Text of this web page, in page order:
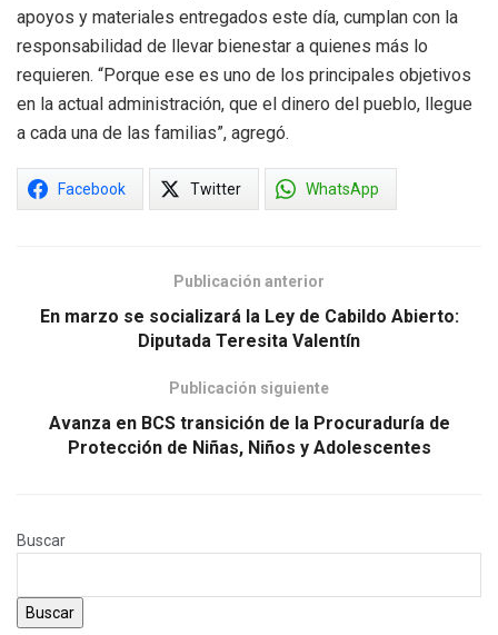
apoyos y materiales entregados este día, cumplan con la
responsabilidad de llevar bienestar a quienes más lo
requieren. “Porque ese es uno de los principales objetivos
en la actual administración, que el dinero del pueblo, llegue
a cada una de las familias”, agregó.
Facebook Twitter WhatsApp
Publicación anterior
En marzo se socializará la Ley de Cabildo Abierto:
Diputada Teresita Valentín
Publicación siguiente
Avanza en BCS transición de la Procuraduría de
Protección de Niñas, Niños y Adolescentes
Buscar
Buscar